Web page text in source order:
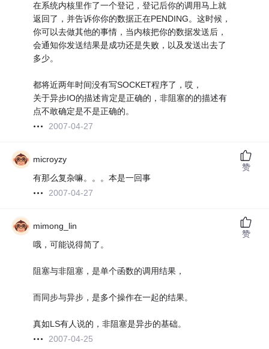
在系统内核里作了一个登记，登记后你的调用马上就
返回了，并告诉你你的数据正在PENDING。这时候，
你可以去做其他的事情，当内核把你的数据发送后，
会通知你发送结果是成功还是失败，以及发送出去了
多少。
都将近两年时间没有写SOCKET程序了，哎，
关于异步IO的描述肯定是正确的，非阻塞的的描述有
点不敢确定是不是正确的。
2007-04-27
microyzy
有那么复杂嘛。。。本是一回事
2007-04-27
赞
mimong_lin
哦，可能说得简了。
阻塞与非阻塞，是单个函数的调用结果，
而同步与异步，是多个操作在一起的结果。
真如LS有人说的，非阻塞是异步的基础。
2007-04-25
赞